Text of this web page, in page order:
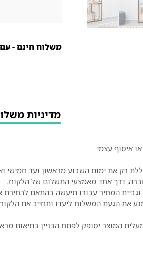
משלוח חינם - עם
מדיניות
איסוף עצמי
רק את ימות השבוע מראשון ועד חמישי
דרך אחד מאמצעי התשלום של הלקוח.
המחיר עבורו תיעשה בהתאם לבחירת
את הגעת המשלוח ליעדו ותחייב את
המוצר יסופק לפתח הבניין בתיאום